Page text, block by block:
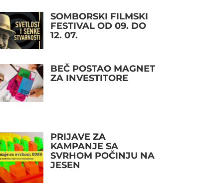
SOMBORSKI FILMSKI
FESTIVAL OD 09. DO
12. 07.
BEČ POSTAO MAGNET
ZA INVESTITORE
PRIJAVE ZA
KAMPANJE SA
SVRHOM POČINJU NA
JESEN